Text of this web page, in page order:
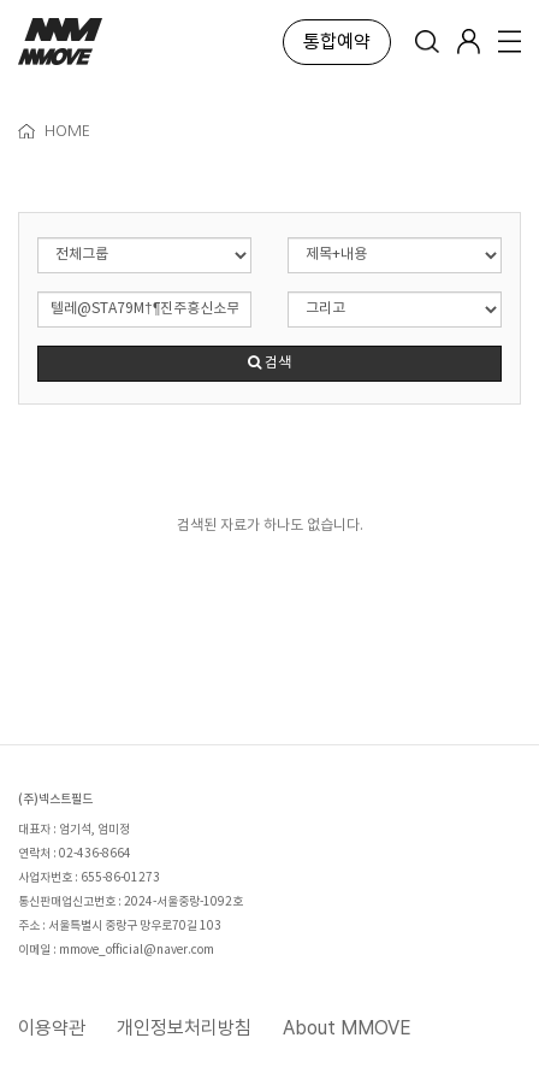
통합예약
HOME
검색
검색된 자료가 하나도 없습니다.
(주)넥스트필드
대표자 : 엄기석, 엄미정
연락처 : 02-436-8664
사업자번호 : 655-86-01273
통신판매업신고번호 : 2024-서울중랑-1092호
주소 : 서울특별시 중랑구 망우로70길 103
이메일 : mmove_official@naver.com
이용약관 개인정보처리방침 About MMOVE